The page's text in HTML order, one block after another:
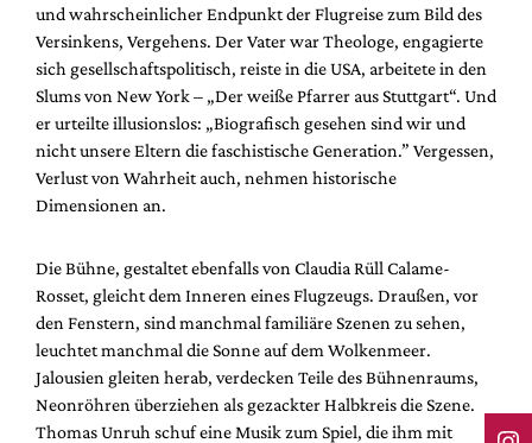
und wahrscheinlicher Endpunkt der Flugreise zum Bild des
Versinkens, Vergehens. Der Vater war Theologe, engagierte
sich gesellschaftspolitisch, reiste in die USA, arbeitete in den
Slums von New York – „Der weiße Pfarrer aus Stuttgart“. Und
er urteilte illusionslos: „Biografisch gesehen sind wir und
nicht unsere Eltern die faschistische Generation.” Vergessen,
Verlust von Wahrheit auch, nehmen historische
Dimensionen an.
Die Bühne, gestaltet ebenfalls von Claudia Rüll Calame-
Rosset, gleicht dem Inneren eines Flugzeugs. Draußen, vor
den Fenstern, sind manchmal familiäre Szenen zu sehen,
leuchtet manchmal die Sonne auf dem Wolkenmeer.
Jalousien gleiten herab, verdecken Teile des Bühnenraums,
Neonröhren überziehen als gezackter Halbkreis die Szene.
Thomas Unruh schuf eine Musik zum Spiel, die ihm mit